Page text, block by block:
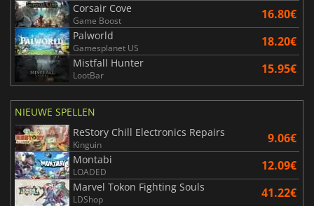
Corsair Cove
Game Boost 16.80€
Palworld
Gamesplanet US 18.20€
Mistfall Hunter
LootBar 15.95€
NIEUWE SPELLEN
ReStory Chill Electronics Repairs
Kinguin 9.06€
Montabi
LOADED 12.09€
Marvel Tokon Fighting Souls
LDShop 41.22€